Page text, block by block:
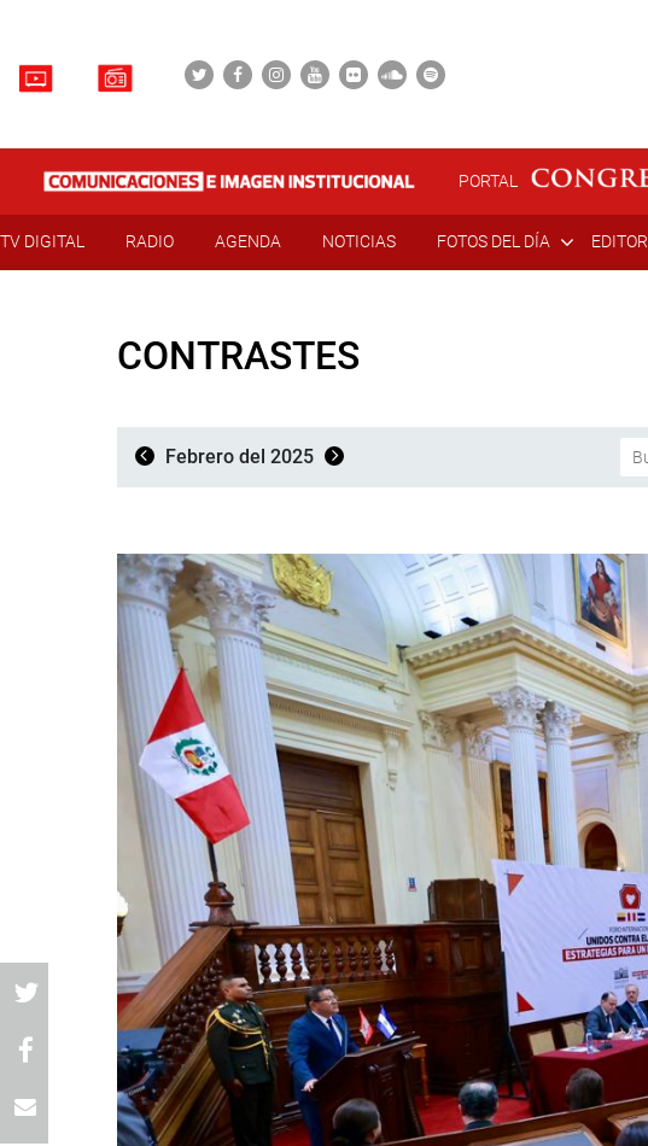
PORTAL
TV DIGITAL RADIO AGENDA NOTICIAS FOTOS DEL DÍA
CONTRASTES
Febrero del 2025